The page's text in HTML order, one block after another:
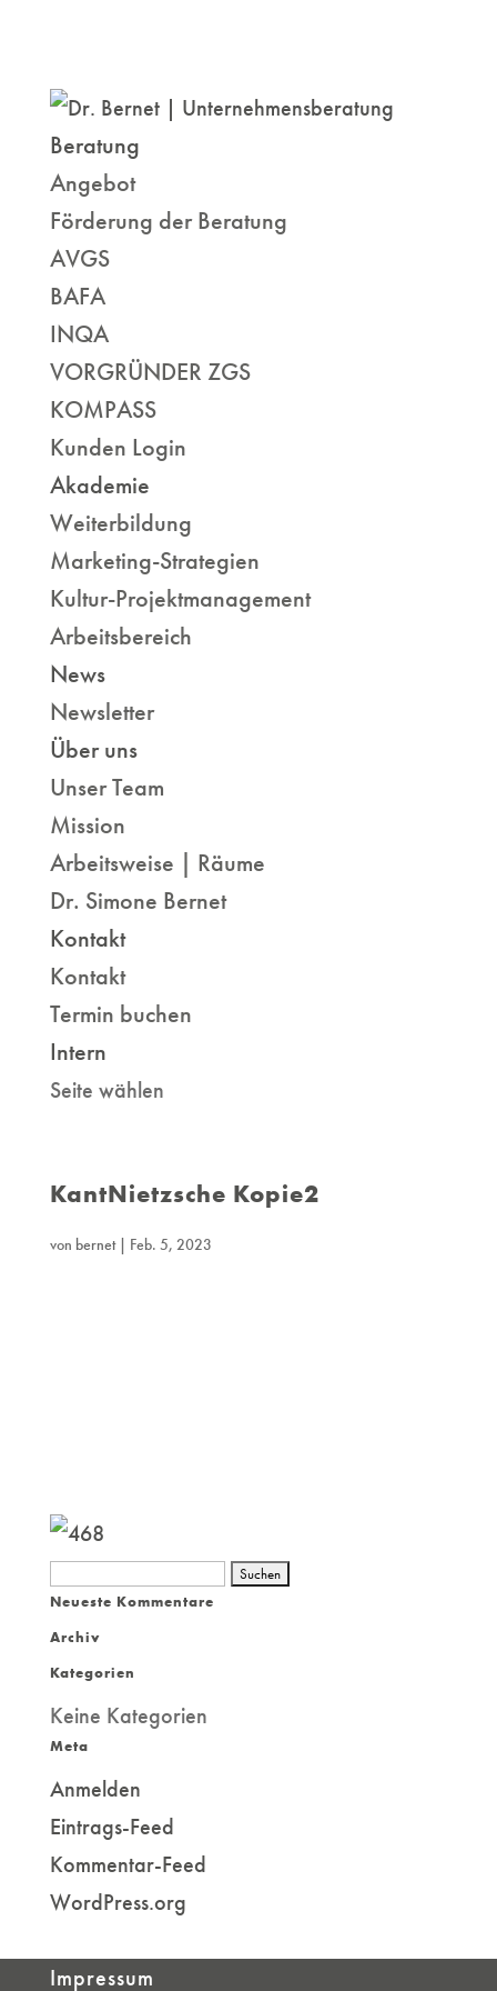
Beratung
Angebot
Förderung der Beratung
AVGS
BAFA
INQA
VORGRÜNDER ZGS
KOMPASS
Kunden Login
Akademie
Weiterbildung
Marketing-Strategien
Kultur-Projektmanagement
Arbeitsbereich
News
Newsletter
Über uns
Unser Team
Mission
Arbeitsweise | Räume
Dr. Simone Bernet
Kontakt
Kontakt
Termin buchen
Intern
Seite wählen
KantNietzsche Kopie2
von bernet| Feb. 5, 2023
Suchen
nach:
Neueste Kommentare
Archiv
Kategorien
Keine Kategorien
Meta
Anmelden
Eintrags-Feed
Kommentar-Feed
WordPress.org
Impressum